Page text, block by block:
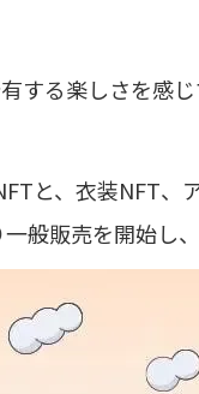
する楽しさを感
と、衣装NFT
般販売を開始し